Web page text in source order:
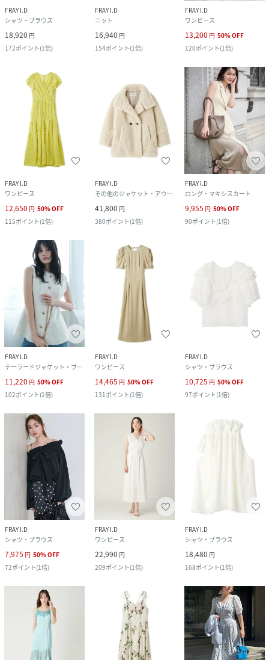
FRAY I.D
シャツ・ブラウス
18,920 円
172ポイント(1倍)
FRAY I.D
ニット
16,940 円
154ポイント(1倍)
FRAY I.D
ワンピース
13,200 円 50%OFF
120ポイント(1倍)
FRAY I.D
ワンピース
12,650 円 50%OFF
115ポイント(1倍)
FRAY I.D
その他のジャケット・アウター
41,800 円
380ポイント(1倍)
FRAY I.D
ロング・マキシスカート
9,955 円 50%OFF
90ポイント(1倍)
FRAY I.D
テーラードジャケット・ブレザー
11,220 円 50%OFF
102ポイント(1倍)
FRAY I.D
ワンピース
14,465 円 50%OFF
131 ポイント(1倍)
FRAY I.D
シャツ・ブラウス
10,725 円 50%OFF
97ポイント(1倍)
FRAY I.D
シャツ・ブラウス
7,975 円 50%OFF
72ポイント(1倍)
FRAY I.D
ワンピース
22,990 円
209ポイント(1倍)
FRAY I.D
シャツ・ブラウス
18,480 円
168ポイント(1倍)